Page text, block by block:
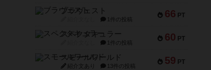
66 PT
ブラヴェスト
1件の投稿
60 PT
スペクタキュラー
1件の投稿
59 PT
スモールワールド
紹介文あり 13件の投稿